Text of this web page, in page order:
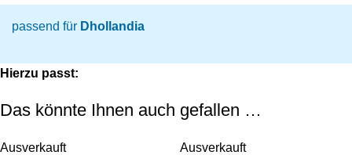
passend für Dhollandia
Hierzu passt:
Das könnte Ihnen auch gefallen …
Ausverkauft Ausverkauft